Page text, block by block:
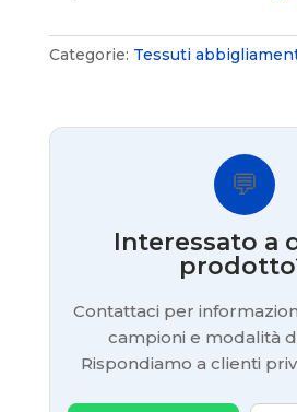
Categorie: Tessuti
💬
Interessato a
Contattaci per
campioni e modalità
Rispondiamo a clienti